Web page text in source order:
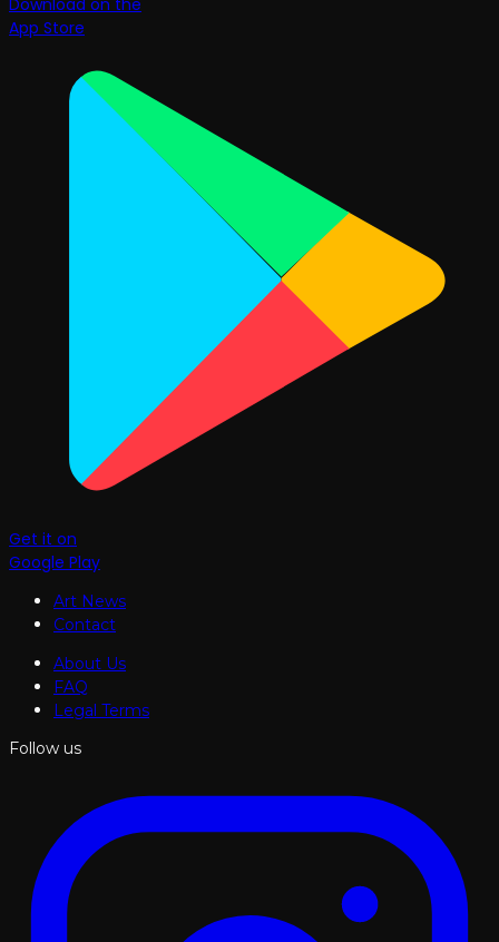
App Store
Get it on
Google Play
Art News
Contact
About Us
FAQ
Legal Terms
Follow us